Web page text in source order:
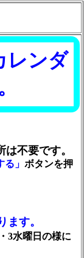
レンダ
不要です。
る」 ボタンを押
ます。
3水曜日の様に